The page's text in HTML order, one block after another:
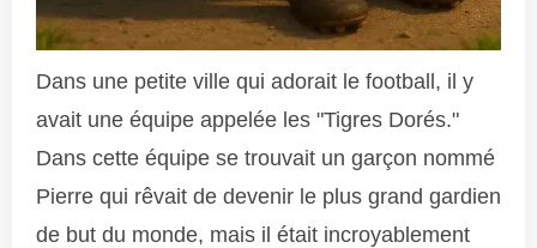
Dans une petite ville qui adorait le football, il y
avait une équipe appelée les "Tigres Dorés."
Dans cette équipe se trouvait un garçon nommé
Pierre qui rêvait de devenir le plus grand gardien
de but du monde, mais il était incroyablement